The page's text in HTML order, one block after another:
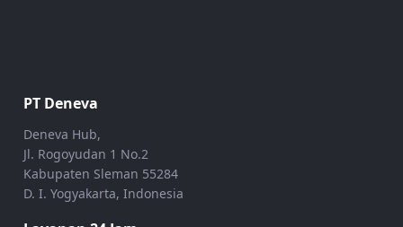
PT Deneva
Deneva Hub,
Jl. Rogoyudan 1 No.2
Kabupaten Sleman 55284
D. I. Yogyakarta, Indonesia